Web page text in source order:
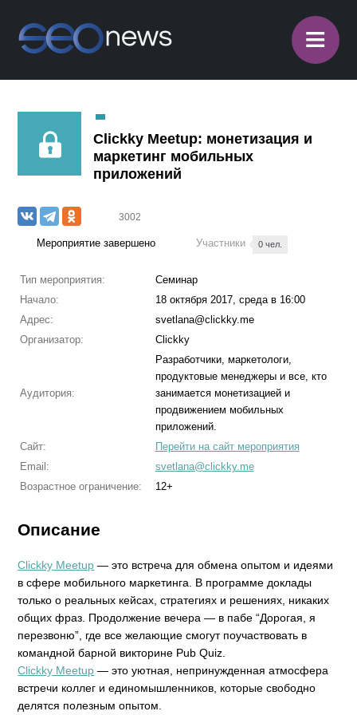
≡
Clickky Meetup: монетизация и
маркетинг мобильных
приложений
3002
Мероприятие завершено Участники 0 чел.
Тип мероприятия:
Семинар
Начало:
18 октября 2017, среда в 16:00
Адрес:
svetlana@clickky.me
Организатор:
Clickky
Аудитория:
Разработчики, маркетологи,
продуктовые менеджеры и все, кто
занимается монетизацией и
продвижением мобильных
приложений.
Сайт:
Перейти на сайт мероприятия
Email:
svetlana@clickky.me
Возрастное ограничение:
12+
Описание
Clickky Meetup — это встреча для обмена опытом и идеями
в сфере мобильного маркетинга. В программе доклады
только о реальных кейсах, стратегиях и решениях, никаких
общих фраз. Продолжение вечера — в пабе “Дорогая, я
перезвоню”, где все желающие смогут поучаствовать в
командной барной викторине Pub Quiz.
Clickky Meetup — это уютная, непринужденная атмосфера
встречи коллег и единомышленников, которые свободно
делятся полезным опытом.